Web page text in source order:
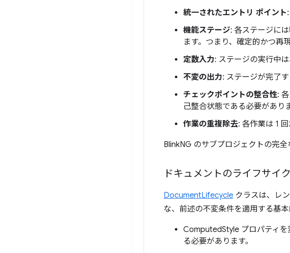
統一されたエントリ ポイント
機能ステージ: 各ステージに
ます。つまり、確定的かつ再
定数入力: ステージの実行中
不変の出力: ステージが完了
チェックポイントの整合性:
己整合状態である必要がありま
作業の重複除去: 各作業は 1 回
BlinkNG のサブプロジェクトの完
ドキュメントのライフサイ
DocumentLifecycle クラスは、レ
な、前述の不変条件を適用する基
ComputedStyle プロパティ
る必要があります。